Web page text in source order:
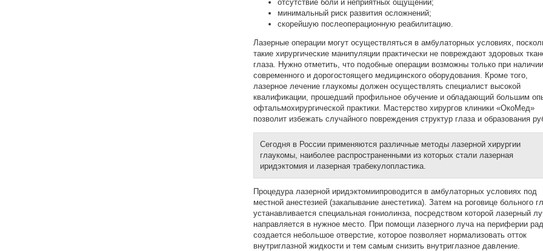
отсутствие боли и неприятных ощущений;
минимальный риск развития осложнений;
скорейшую послеоперационную реабилитацию.
Лазерные операции могут осуществляться в амбулаторных условиях,
такие хирургические манипуляции практически не повреждают здоровых
глаза. Нужно отметить, что подобные операции возможны только при наличии
современного и дорогостоящего медицинского оборудования. Кроме того,
лазерное лечение глаукомы должен осуществлять специалист высокой
квалификации, прошедший профильное обучение и обладающий большим
офтальмохирургической практики. Мастерство хирургов клиники «ОкоМед»
позволит избежать случайного повреждения структур глаза и образования
Сегодня в России применяются различные методы лазерной хирургии
глаукомы, наиболее распространенными из которых стали лазерная
иридэктомия и лазерная трабекулопластика.
Процедура лазерной иридэктомиипроводится в амбулаторных условиях под
местной анестезией (закапывание анестетика). Затем на роговице больного
устанавливается специальная гониолинза, посредством которой лазерный
направляется в нужное место. При помощи лазерного луча на периферии
создается небольшое отверстие, которое позволяет нормализовать отток
внутриглазной жидкости и тем самым снизить внутриглазное давление.